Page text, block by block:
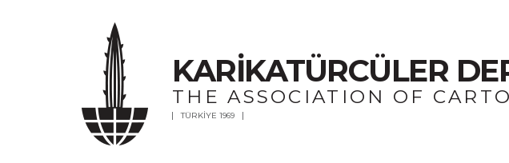
KARİKATÜRCÜLER
THE ASSOCIATION OF
TÜRKİYE 1969